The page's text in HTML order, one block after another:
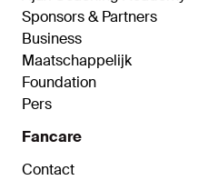
Sponsors & Partners
Business
Maatschappelijk
Foundation
Pers
Fancare
Contact